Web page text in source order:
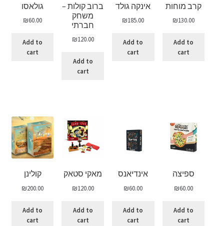
קרב מוחות
₪130.00
Add to
cart
אינקה גולד
₪185.00
Add to
cart
ברוב קולות –
משחק
חברתי
₪120.00
Add to
cart
גולאסו
₪60.00
Add to
cart
ספיצה
₪60.00
Add to
cart
אינדיאנס
₪60.00
Add to
cart
מאקי סטאק
₪120.00
Add to
cart
קולינן
₪200.00
Add to
cart